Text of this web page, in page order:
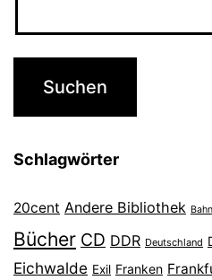
Schlagwörter
20cent Andere Bibliothek Bahn
Bücher CD DDR Deutschland
Eichwalde Exil Franken